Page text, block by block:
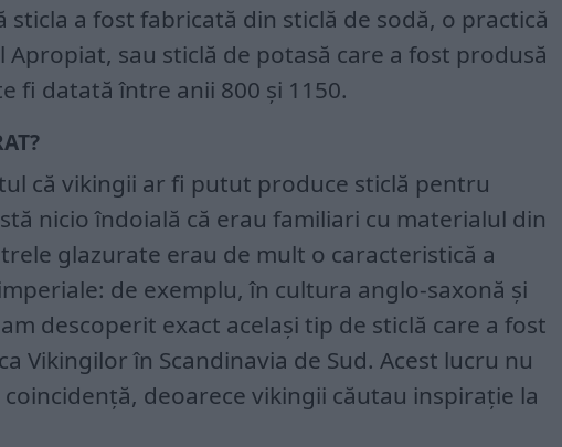
a fost fabricată din sticlă de sodă, o practică
Apropiat, sau sticlă de potasă care a fost produsă
fi datată între anii 800 și 1150.
că vikingii ar fi putut produce sticlă pentru
nicio îndoială că erau familiari cu materialul din
glazurate erau de mult o caracteristică a
de exemplu, în cultura anglo-saxonă și
descoperit exact același tip de sticlă care a fost
Vikingilor în Scandinavia de Sud. Acest lucru nu
deoarece vikingii căutau inspirație la